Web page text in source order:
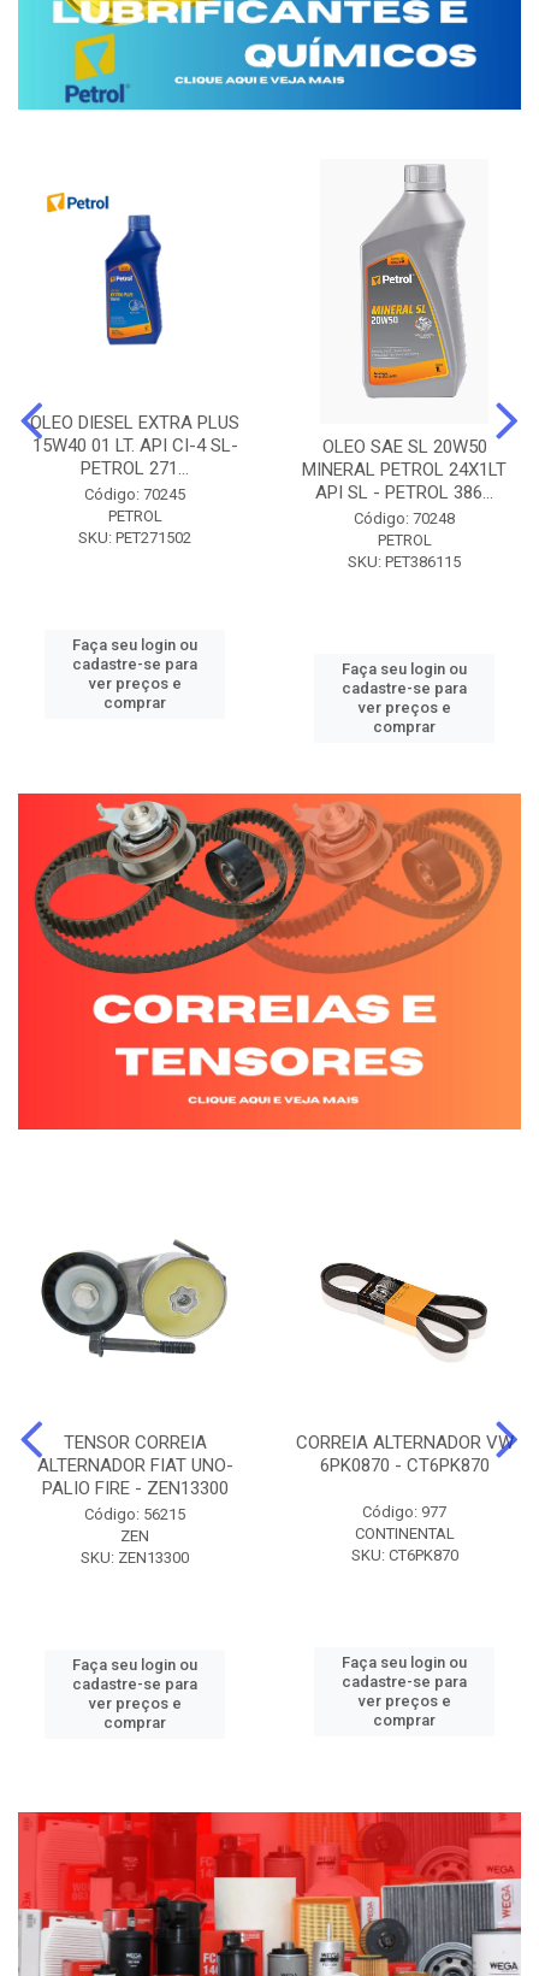
OLEO DIESEL EXTRA PLUS
15W40 01 LT. API CI-4 SL-
PETROL 271...
Código: 70245
PETROL
SKU: PET271502
Faça seu login ou
cadastre-se para
ver preços e
comprar
OLEO SAE SL 20W50
MINERAL PETROL 24X1LT
API SL - PETROL 386...
Código: 70248
PETROL
SKU: PET386115
Faça seu login ou
cadastre-se para
ver preços e
comprar
TENSOR CORREIA
ALTERNADOR FIAT UNO-
PALIO FIRE - ZEN13300
Código: 56215
ZEN
SKU: ZEN13300
Faça seu login ou
cadastre-se para
ver preços e
comprar
CORREIA ALTERNADOR VW
6PK0870 - CT6PK870
Código: 977
CONTINENTAL
SKU: CT6PK870
Faça seu login ou
cadastre-se para
ver preços e
comprar